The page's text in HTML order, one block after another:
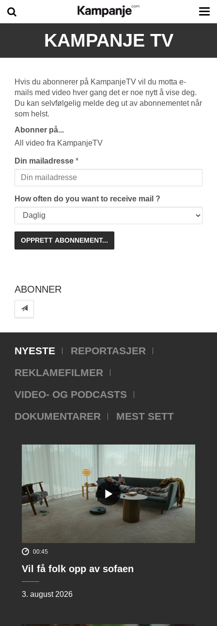
KAMPANJE TV
Hvis du abonnerer på KampanjeTV vil du motta e-
mails med video hver gang det er noe nytt å vise deg.
Du kan selvfølgelig melde deg ut av abonnementet når
som helst.
Abonner på...
All video fra KampanjeTV
Din mailadresse *
How often do you want to receive mail ?
ABONNER
NYESTE
REPORTASJER
REKLAMEFILMER
VIDEO- OG PODCASTS
DOKUMENTARER
MEST SETT
00:45
Vil få folk opp av sofaen
3. august 2026